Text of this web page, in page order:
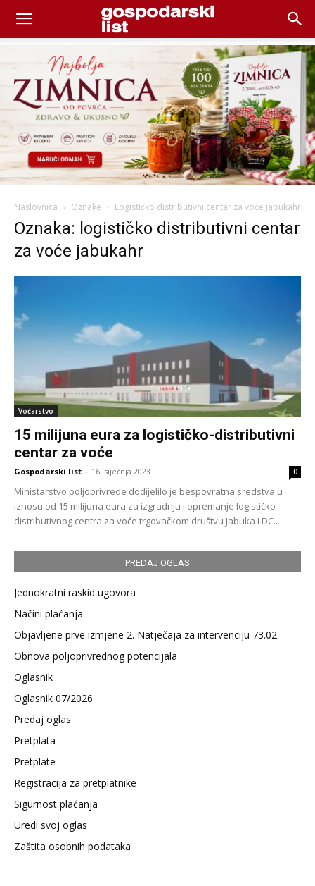
Naslovnica Oznake Logističko distributivni centar za voće jabukahr
Oznaka: logističko distributivni centar
za voće jabukahr
Voćarstvo
15 milijuna eura za logističko-distributivni
centar za voće
Gospodarski list - 16. siječnja 2023. 0
Ministarstvo poljoprivrede dodijelilo je bespovratna sredstva u
iznosu od 15 milijuna eura za izgradnju i opremanje logističko-
distributivnog centra za voće trgovačkom društvu Jabuka LDC...
PREDAJ OGLAS
Jednokratni raskid ugovora
Načini plaćanja
Objavljene prve izmjene 2. Natječaja za intervenciju 73.02
Obnova poljoprivrednog potencijala
Oglasnik
Oglasnik 07/2026
Predaj oglas
Pretplata
Pretplate
Registracija za pretplatnike
Sigurnost plaćanja
Uredi svoj oglas
Zaštita osobnih podataka